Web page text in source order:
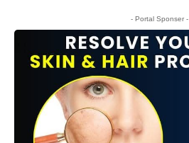
- Portal Sponser -